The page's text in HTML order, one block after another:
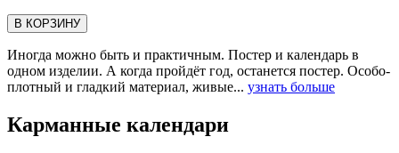
В КОРЗИНУ
Иногда можно быть и практичным. Постер и календарь в
одном изделии. А когда пройдёт год, останется постер. Особо-
плотный и гладкий материал, живые... узнать больше
Карманные календари